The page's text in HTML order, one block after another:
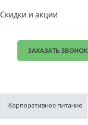
Скидки и акции
ЗАКАЗАТЬ ЗВОНОК
Корпоративное питание